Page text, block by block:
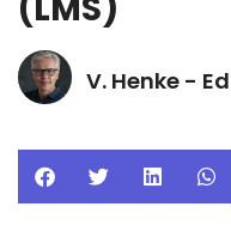
V. Henke -